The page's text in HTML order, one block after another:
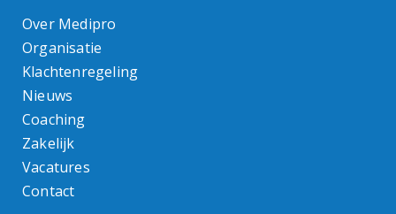
Over Medipro
Organisatie
Klachtenregeling
Nieuws
Coaching
Zakelijk
Vacatures
Contact